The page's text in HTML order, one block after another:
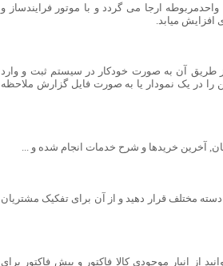
ارجا می گردد و با موتور فرایندساز و
میابد.
طریق آن به صورت خودکار در سیستم ثبت و وارد
را در یک نمودار یا به صورت فایل گزارش ملاحظه
آخرین خریدها و شرح خدمات انجام شده و ...
مختلف قرار دهید و از آن برای تفکیک مشتریان
از انبار موجودی کالا فاکتور و پیش فاکتور برای